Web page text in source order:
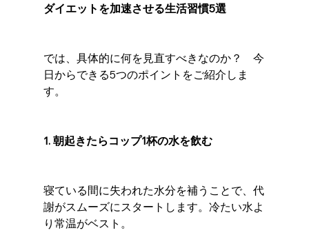
ダイエットを加速させる生活習慣5選
では、具体的に何を見直すべきなのか？　今
日からできる5つのポイントをご紹介しま
す。
1. 朝起きたらコップ1杯の水を飲む
寝ている間に失われた水分を補うことで、代
謝がスムーズにスタートします。冷たい水よ
り常温がベスト。